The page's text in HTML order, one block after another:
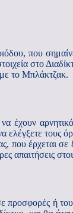
που
στο
το Μπλάκτζακ.
έχουν
ελέγξετε τους
που έρχεται
απαιτήσεις
προσφορές ή